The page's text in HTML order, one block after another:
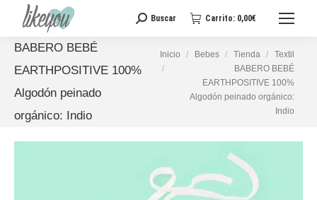
Buscar:
Buscar Carrito: 0,00€
BABERO BEBÉ
EARTHPOSITIVE 100%
Algodón peinado
orgánico: Indio
Estás aquí:
Inicio Bebes Tienda
Textil
BABERO BEBÉ
EARTHPOSITIVE 100%
Algodón peinado orgánico:
Indio